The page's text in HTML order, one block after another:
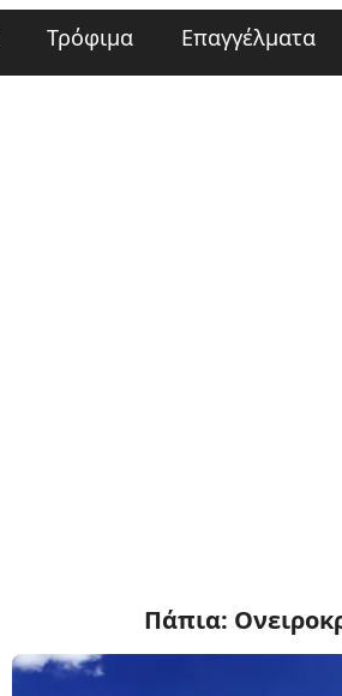
Τρόφιμα Επαγγέλματα
Πάπια: